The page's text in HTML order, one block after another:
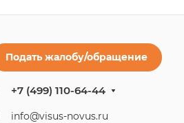
Подать жалобу/обращение
+7 (499) 110-64-44
info@visus-novus.ru